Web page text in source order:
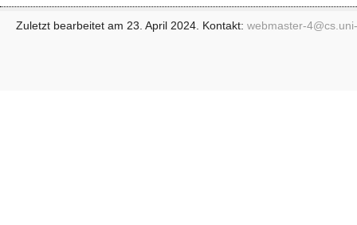
Zuletzt bearbeitet am 23. April 2024. Kontakt: webmaster-4@